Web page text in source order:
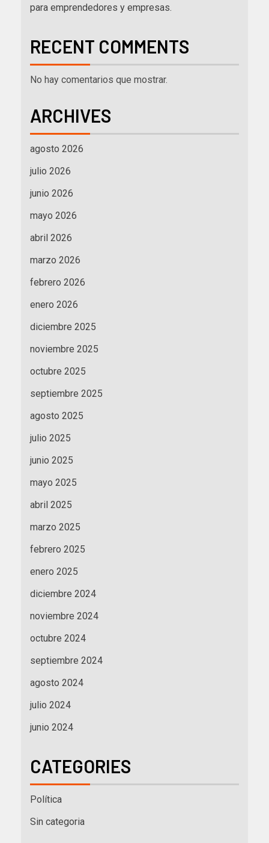
para emprendedores y empresas.
RECENT COMMENTS
No hay comentarios que mostrar.
ARCHIVES
agosto 2026
julio 2026
junio 2026
mayo 2026
abril 2026
marzo 2026
febrero 2026
enero 2026
diciembre 2025
noviembre 2025
octubre 2025
septiembre 2025
agosto 2025
julio 2025
junio 2025
mayo 2025
abril 2025
marzo 2025
febrero 2025
enero 2025
diciembre 2024
noviembre 2024
octubre 2024
septiembre 2024
agosto 2024
julio 2024
junio 2024
CATEGORIES
Política
Sin categoria